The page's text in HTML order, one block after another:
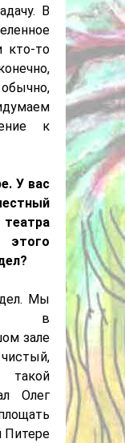
В
кто-то
к
У вас
Мы
в
зале
Олег
Питере